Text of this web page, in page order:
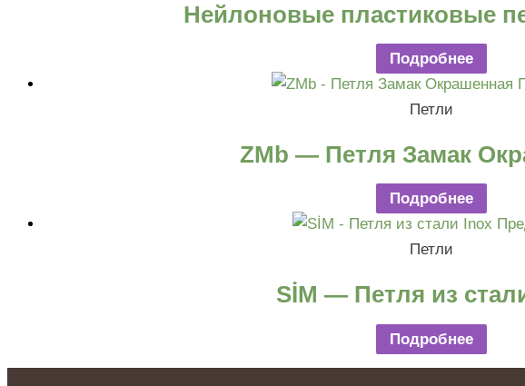
Нейлоновые пластиковые
Подробнее
Петли
ZMb — Петля Замак
Подробнее
Петли
SİM — Петля из
Подробнее